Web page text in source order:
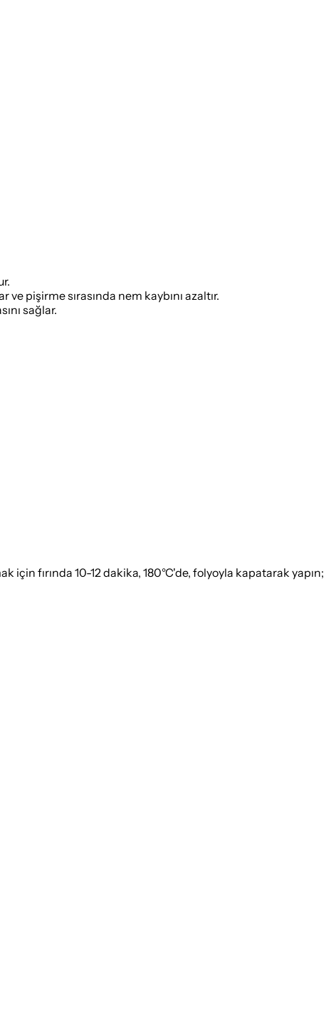
pişirme sırasında nem kaybını azaltır.
sağlar.
için fırında 10-12 dakika, 180°C'de, folyoyla kapatarak yapın;